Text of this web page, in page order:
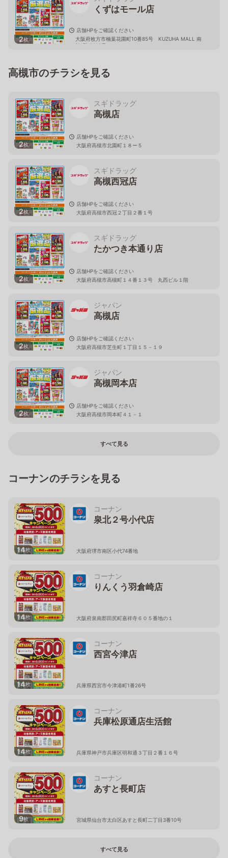
2枚
くずはモール店
店舗HPをご確認ください
大阪府枚方市楠葉花園町10番85号 KUZUHA MALL 南
館1階 S103号
高槻市のチラシを見る
2枚
スギドラッグ
高槻店
店舗HPをご確認ください
大阪府高槻市北園町１８ー５
2枚
スギドラッグ
高槻西冠店
店舗HPをご確認ください
大阪府高槻市西冠２丁目２番１号
2枚
スギドラッグ
たかつき本通り店
店舗HPをご確認ください
大阪府高槻市高槻町１４番１３号 丸西ビル１階
2枚
ジャパン
高槻店
店舗HPをご確認ください
大阪府高槻市芝生町１丁目１５－１９
2枚
ジャパン
高槻岡本店
店舗HPをご確認ください
大阪府高槻市岡本町４１－１
すべて見る
コーナンのチラシを見る
14枚
コーナン
泉北２号小代店
大阪府堺市南区小代74番地
14枚
コーナン
りんくう羽倉崎店
大阪府泉南郡田尻町嘉祥寺６０５番地の１
14枚
コーナン
西宮今津店
兵庫県西宮市今津港町1番26号
14枚
コーナン
兵庫松原通店生活館
兵庫県神戸市兵庫区明和通３丁目２番１６号
9枚
コーナン
あすと長町店
宮城県仙台市太白区あすと長町二丁目3番10号
すべて見る